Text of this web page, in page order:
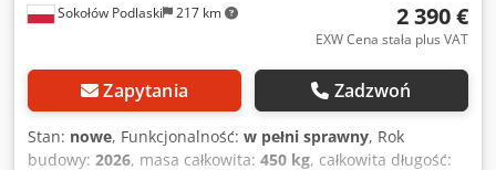
Sokołów Podlaski 217 km 2 390 €
EXW Cena stała plus VAT
Zapytania Zadzwoń
Stan: nowe, Funkcjonalność: w pełni sprawny, Rok
budowy: 2026, masa całkowita: 450 kg, całkowita długość: